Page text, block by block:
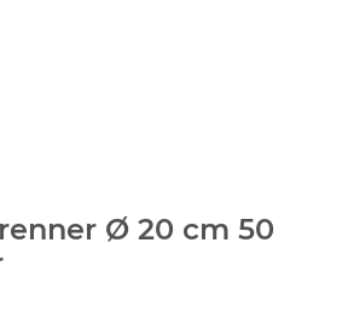
Ø 20 cm 50